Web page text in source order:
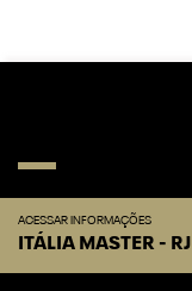
ACESSAR INFORMAÇÕES
ITÁLIA MASTER - RJ